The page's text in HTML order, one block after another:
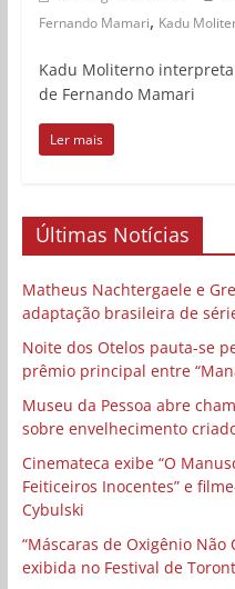
Fernando Mamari, Kadu
Kadu Moliterno
de Fernando Mamari
Ler mais
Últimas Notícias
Matheus Nachtergaele e
adaptação brasileira de
Noite dos Otelos pauta-se
prêmio principal entre
Museu da Pessoa abre
sobre envelhecimento
Cinemateca exibe “O
Feiticeiros Inocentes” e
Cybulski
“Máscaras de Oxigênio
exibida no Festival de